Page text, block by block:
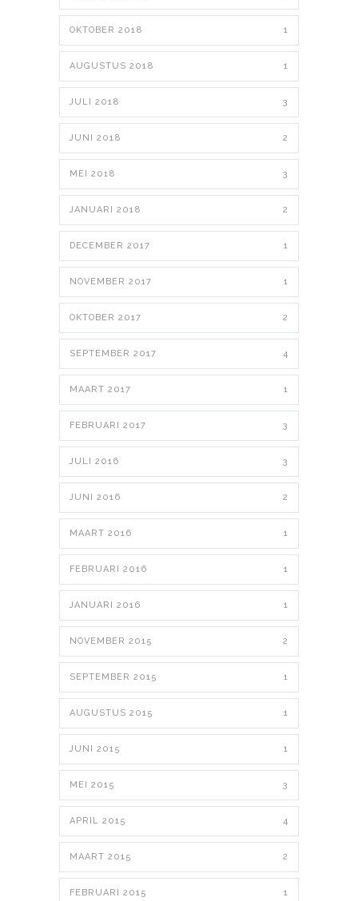
OKTOBER 2018 1
AUGUSTUS 2018 1
JULI 2018 3
JUNI 2018 2
MEI 2018 3
JANUARI 2018 2
DECEMBER 2017 1
NOVEMBER 2017 1
OKTOBER 2017 2
SEPTEMBER 2017 4
MAART 2017 1
FEBRUARI 2017 3
JULI 2016 3
JUNI 2016 2
MAART 2016 1
FEBRUARI 2016 1
JANUARI 2016 1
NOVEMBER 2015 2
SEPTEMBER 2015 1
AUGUSTUS 2015 1
JUNI 2015 1
MEI 2015 3
APRIL 2015 4
MAART 2015 2
FEBRUARI 2015 1